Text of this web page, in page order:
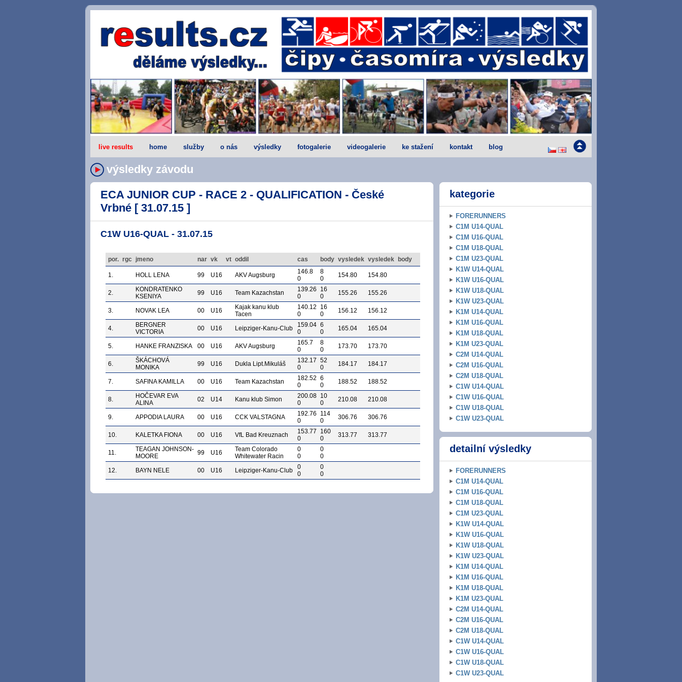
live results home služby o nás výsledky fotogalerie videogalerie ke stažení kontakt blog
výsledky závodu
ECA JUNIOR CUP - RACE 2 - QUALIFICATION - České
Vrbné [ 31.07.15 ]
C1W U16-QUAL - 31.07.15
por. rgc jmeno nar vk vt oddil cas body vysledek vysledek body
1. HOLL LENA 99 U16 AKV Augsburg
146.8
0
8
0
154.80 154.80
2.
KONDRATENKO
KSENIYA
99 U16 Team Kazachstan
139.26
0
16
0
155.26 155.26
3. NOVAK LEA 00 U16
Kajak kanu klub
Tacen
140.12
0
16
0
156.12 156.12
4.
BERGNER
VICTORIA
00 U16 Leipziger-Kanu-Club
159.04
0
6
0
165.04 165.04
5. HANKE FRANZISKA 00 U16 AKV Augsburg
165.7
0
8
0
173.70 173.70
6.
ŠKÁCHOVÁ
MONIKA
99 U16 Dukla Lipt.Mikuláš
132.17
0
52
0
184.17 184.17
7. SAFINA KAMILLA 00 U16 Team Kazachstan
182.52
0
6
0
188.52 188.52
8.
HOČEVAR EVA
ALINA
02 U14 Kanu klub Simon
200.08
0
10
0
210.08 210.08
9. APPODIA LAURA 00 U16 CCK VALSTAGNA
192.76
0
114
0
306.76 306.76
10. KALETKA FIONA 00 U16 VfL Bad Kreuznach
153.77
0
160
0
313.77 313.77
11.
TEAGAN JOHNSON-
MOORE
99 U16
Team Colorado
Whitewater Racin
0
0
0
0
12.
BAYN NELE 00 U16 Leipziger-Kanu-Club
0
0
0
0
kategorie
FORERUNNERS
C1M U14-QUAL
C1M U16-QUAL
C1M U18-QUAL
C1M U23-QUAL
K1W U14-QUAL
K1W U16-QUAL
K1W U18-QUAL
K1W U23-QUAL
K1M U14-QUAL
K1M U16-QUAL
K1M U18-QUAL
K1M U23-QUAL
C2M U14-QUAL
C2M U16-QUAL
C2M U18-QUAL
C1W U14-QUAL
C1W U16-QUAL
C1W U18-QUAL
C1W U23-QUAL
detailní výsledky
FORERUNNERS
C1M U14-QUAL
C1M U16-QUAL
C1M U18-QUAL
C1M U23-QUAL
K1W U14-QUAL
K1W U16-QUAL
K1W U18-QUAL
K1W U23-QUAL
K1M U14-QUAL
K1M U16-QUAL
K1M U18-QUAL
K1M U23-QUAL
C2M U14-QUAL
C2M U16-QUAL
C2M U18-QUAL
C1W U14-QUAL
C1W U16-QUAL
C1W U18-QUAL
C1W U23-QUAL